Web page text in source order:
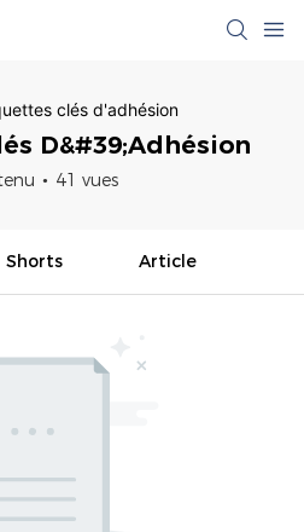
clés d'adhésion
D&#39;adhésion
41 vues
Shorts Article